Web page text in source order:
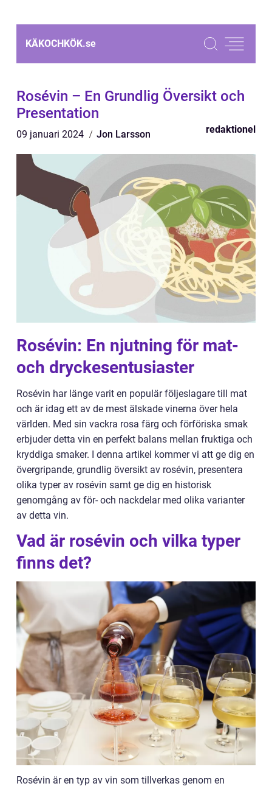
KÄKOCHKÖK.se
Rosévin – En Grundlig Översikt och
Presentation
09 januari 2024 Jon Larsson redaktionel
Rosévin: En njutning för mat-
och dryckesentusiaster
Rosévin har länge varit en populär följeslagare till mat
och är idag ett av de mest älskade vinerna över hela
världen. Med sin vackra rosa färg och förföriska smak
erbjuder detta vin en perfekt balans mellan fruktiga och
kryddiga smaker. I denna artikel kommer vi att ge dig en
övergripande, grundlig översikt av rosévin, presentera
olika typer av rosévin samt ge dig en historisk
genomgång av för- och nackdelar med olika varianter
av detta vin.
Vad är rosévin och vilka typer
finns det?
Rosévin är en typ av vin som tillverkas genom en